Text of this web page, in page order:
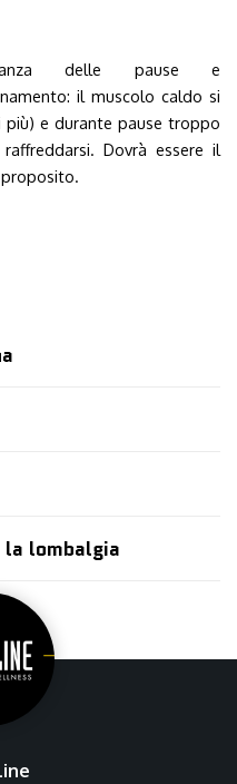
delle pause e
il muscolo caldo si
più) e durante pause troppo
Dovrà essere il
lombalgia